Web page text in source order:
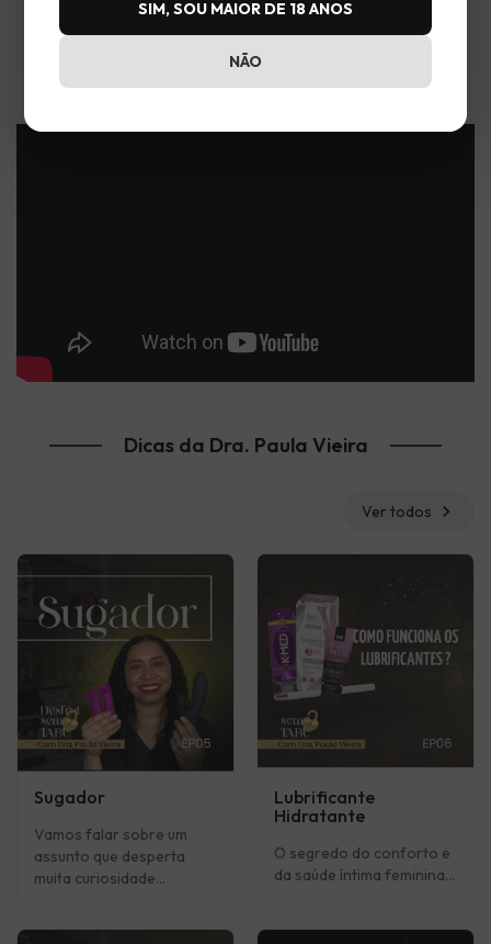
SIM, SOU MAIOR DE 18 ANOS
NÃO
Vem conhecer a Desfrut
Dicas da Dra. Paula Vieira
Ver todos chevron_right
Sugador
Vamos falar sobre um
assunto que desperta
muita curiosidade...
Lubrificante
Hidratante
O segredo do conforto e
da saúde íntima feminina...